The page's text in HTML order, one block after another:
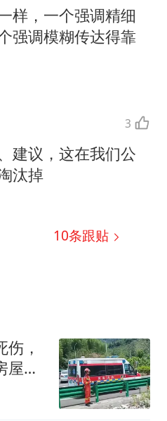
样，一个强调精细
强调模糊传达得靠
3
建议，这在我们公
汰掉
10条跟贴
，
屋坍